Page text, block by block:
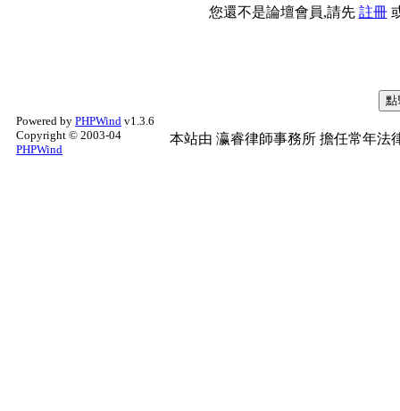
您還不是論壇會員,請先 註冊
Powered by PHPWind v1.3.6
Copyright © 2003-04
PHPWind
本站由 瀛睿律師事務所 擔任常年法